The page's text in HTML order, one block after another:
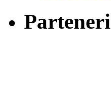
Parteneri